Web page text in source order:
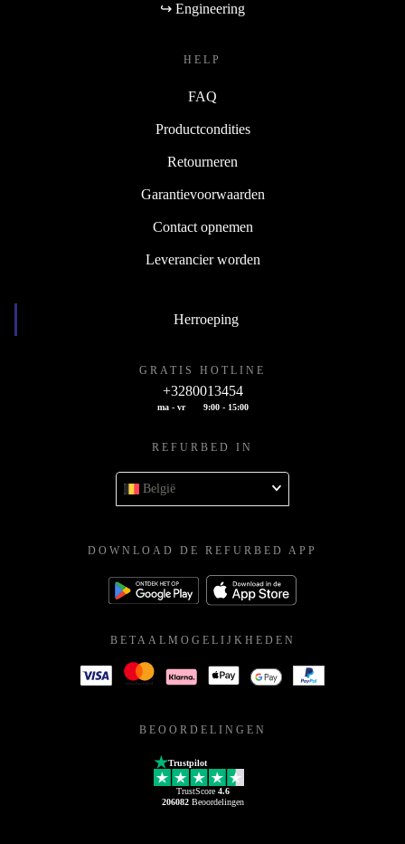
↪ Engineering
HELP
FAQ
Productcondities
Retourneren
Garantievoorwaarden
Contact opnemen
Leverancier worden
Herroeping
GRATIS HOTLINE
+3280013454
ma - vr 9:00 - 15:00
REFURBED IN
België
DOWNLOAD DE REFURBED APP
BETAALMOGELIJKHEDEN
BEOORDELINGEN
Trustpilot
TrustScore 4.6
206082Beoordelingen